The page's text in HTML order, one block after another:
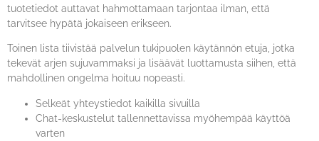
tuotetiedot auttavat hahmottamaan tarjontaa ilman, että
tarvitsee hypätä jokaiseen erikseen.
Toinen lista tiivistää palvelun tukipuolen käytännön etuja, jotka
tekevät arjen sujuvammaksi ja lisäävät luottamusta siihen, että
mahdollinen ongelma hoituu nopeasti.
Selkeät yhteystiedot kaikilla sivuilla
Chat-keskustelut tallennettavissa myöhempää käyttöä
varten